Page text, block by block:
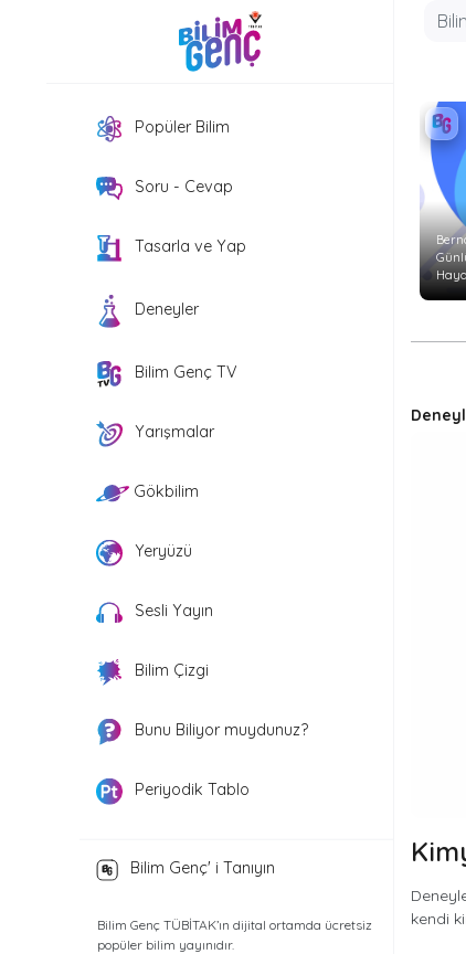
Popüler Bilim
Soru - Cevap
Tasarla ve Yap
Deneyler
Bilim Genç TV
Yarışmalar
Gökbilim
Yeryüzü
Sesli Yayın
Bilim Çizgi
Bunu Biliyor muydunuz?
Periyodik Tablo
Bilim Genç' i Tanıyın
Bilim Genç TÜBİTAK’ın dijital ortamda ücretsiz
popüler bilim yayınıdır.
kendi